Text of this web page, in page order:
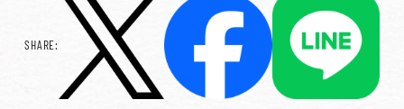
SHARE: